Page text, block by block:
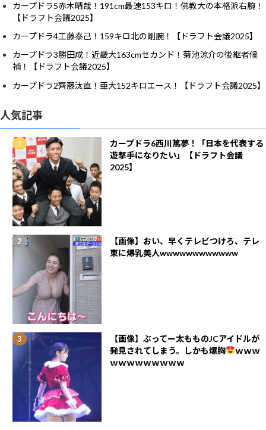
カープドラ5赤木晴哉！191cm最速153キロ！佛教大の本格派右腕！
【ドラフト会議2025】
カープドラ4工藤泰己！159キロ北の剛腕！【ドラフト会議2025】
カープドラ3勝田成！近畿大163cmセカンド！菊池涼介の後継者候
補！【ドラフト会議2025】
カープドラ2齊藤汰直！亜大152キロエース！【ドラフト会議2025】
人気記事
カープドラ6西川篤夢！「日本を代表する
遊撃手になりたい」【ドラフト会議
2025】
【画像】おい、早くテレビつけろ、テレ
東に爆乳美人wwwwwwwwwwww
【画像】ぶってー太もものJCアイドルが
発見されてしまう。しかも爆胸
ｗｗｗ
ｗｗｗｗｗｗｗｗｗ